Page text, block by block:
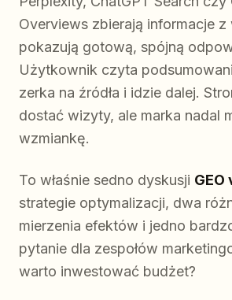
Overviews zbierają informacje z
pokazują gotową, spójną
Użytkownik czyta
zerka na źródła i idzie dalej.
dostać wizyty, ale marka nadal
wzmiankę.
To właśnie sedno dyskusji GEO
strategie optymalizacji, dwa
mierzenia efektów i jedno
pytanie dla zespołów
warto inwestować budżet?